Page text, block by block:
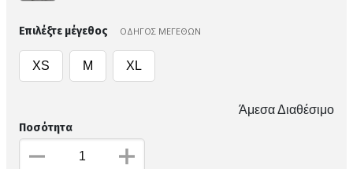
Επιλέξτε μέγεθος ΟΔΗΓΟΣ ΜΕΓΕΘΩΝ
XS M XL
Άμεσα Διαθέσιμο
Ποσότητα